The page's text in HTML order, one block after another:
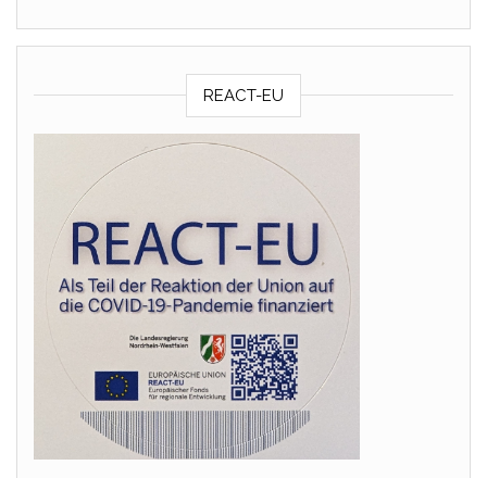
REACT-EU